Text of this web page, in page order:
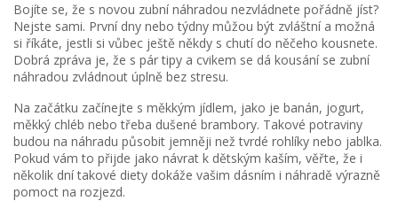
Bojíte se, že s novou zubní náhradou nezvládnete pořádně jíst?
Nejste sami. První dny nebo týdny můžou být zvláštní a možná
si říkáte, jestli si vůbec ještě někdy s chutí do něčeho kousnete.
Dobrá zpráva je, že s pár tipy a cvikem se dá kousání se zubní
náhradou zvládnout úplně bez stresu.
Na začátku začínejte s měkkým jídlem, jako je banán, jogurt,
měkký chléb nebo třeba dušené brambory. Takové potraviny
budou na náhradu působit jemněji než tvrdé rohlíky nebo jablka.
Pokud vám to přijde jako návrat k dětským kaším, věřte, že i
několik dní takové diety dokáže vašim dásním i náhradě výrazně
pomoct na rozjezd.